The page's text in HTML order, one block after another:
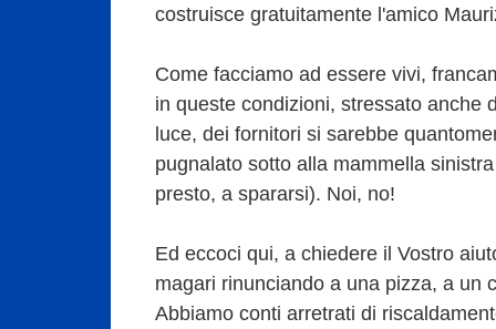
costruisce gratuitamente l'amico
Come facciamo ad essere vivi,
in queste condizioni, stressato anche
luce, dei fornitori si sarebbe
pugnalato sotto alla mammella
presto, a spararsi). Noi, no!
Ed eccoci qui, a chiedere il Vostro
magari rinunciando a una pizza, a
Abbiamo conti arretrati di